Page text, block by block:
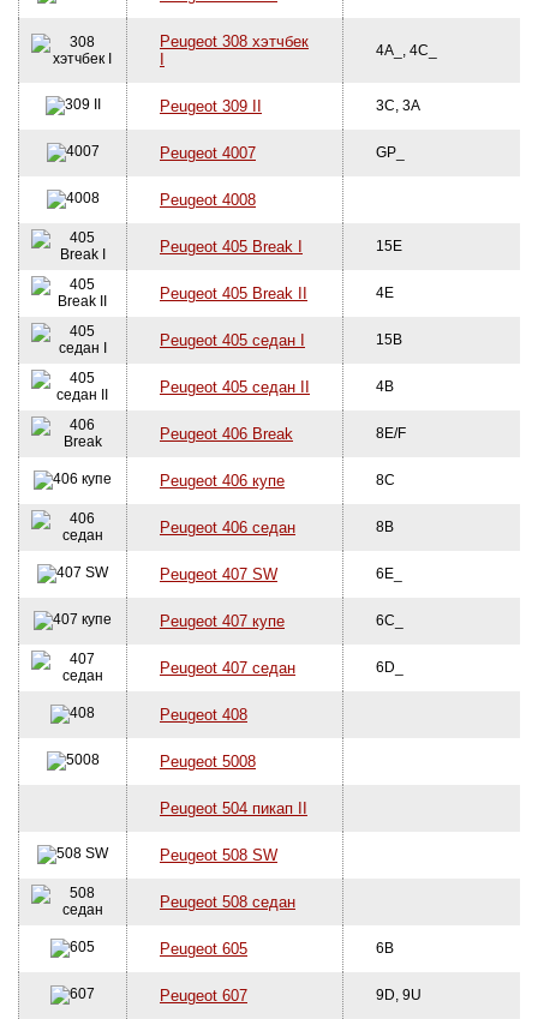
Peugeot 308 хэтчбек
I
4A_, 4C_
Peugeot 309 II 3C, 3A
Peugeot 4007 GP_
Peugeot 4008
Peugeot 405 Break I 15E
Peugeot 405 Break II 4E
Peugeot 405 седан I 15B
Peugeot 405 седан II 4B
Peugeot 406 Break 8E/F
Peugeot 406 купе 8C
Peugeot 406 седан 8B
Peugeot 407 SW 6E_
Peugeot 407 купе 6C_
Peugeot 407 седан 6D_
Peugeot 408
Peugeot 5008
Peugeot 504 пикап II
Peugeot 508 SW
Peugeot 508 седан
Peugeot 605 6B
Peugeot 607 9D, 9U